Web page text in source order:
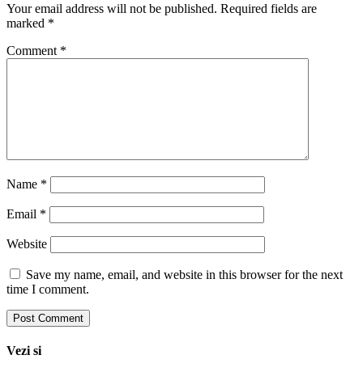
Your email address will not be published. Required fields are
marked *
Comment *
Name *
Email *
Website
Save my name, email, and website in this browser for the next
time I comment.
Vezi si